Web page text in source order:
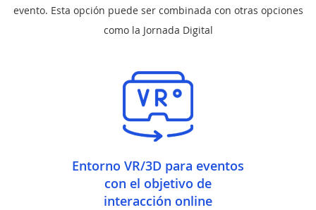
evento. Esta opción puede ser combinada con otras opciones
como la Jornada Digital
Entorno VR/3D para eventos
con el objetivo de
interacción online